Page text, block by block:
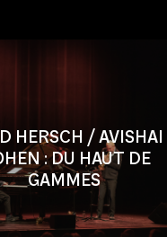
HERSCH / AVISHAI
: DU HAUT DE
GAMMES